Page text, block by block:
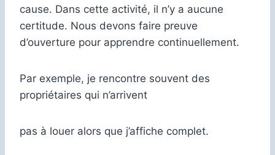
cause. Dans cette activité, il n’y a aucune
certitude. Nous devons faire preuve
d’ouverture pour apprendre continuellement.
Par exemple, je rencontre souvent des
propriétaires qui n’arrivent
pas à louer alors que j’affiche complet.